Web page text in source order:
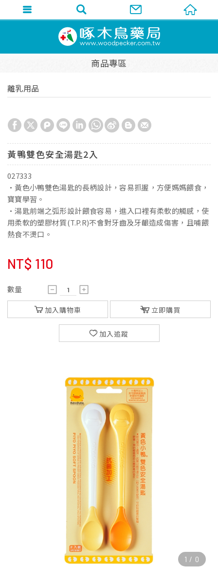
商品專區
離乳用品
黃鴨雙色安全湯匙2入
027333
•黃色小鴨雙色湯匙的長柄設計，容易抓握，方便媽媽餵食，
寶寶學習。
•湯匙前端之弧形設計餵食容易，進入口裡有柔軟的觸感，使
用柔軟的塑膠材質(T.P.R)不會對牙齒及牙齦造成傷害，且哺餵
熱食不燙口。
NT$ 110
數量
加入購物車 立即購買
加入追蹤
1 / 0